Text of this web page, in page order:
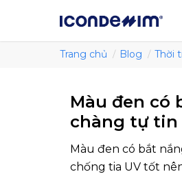
Trang chủ Blog Thời
Màu đen có
chàng tự tin
Màu đen có bắt
chống tia UV tốt